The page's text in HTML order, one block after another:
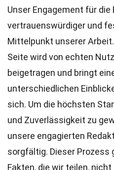
Unser Engagement für
vertrauenswürdiger und
Mittelpunkt unserer
Seite wird von echten
beigetragen und bringt
unterschiedlichen
sich. Um die höchsten
und Zuverlässigkeit zu
unsere engagierten
sorgfältig. Dieser Prozess
Fakten, die wir teilen,